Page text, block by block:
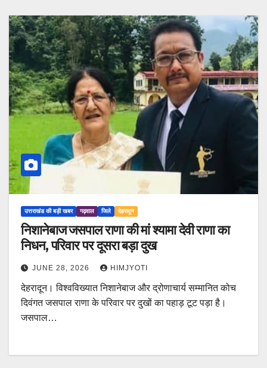
उत्तराखंड की बड़ी खबर गढ़वाल जिले देहरादून
निशानेबाज जसपाल राणा की मां श्यामा देवी राणा का
निधन, परिवार पर दूसरा बड़ा दुख
JUNE 28, 2026 HIMJYOTI
देहरादून। विश्वविख्यात निशानेबाज और द्रोणाचार्य सम्मानित कोच
दिवंगत जसपाल राणा के परिवार पर दुखों का पहाड़ टूट पड़ा है।
जसपाल…